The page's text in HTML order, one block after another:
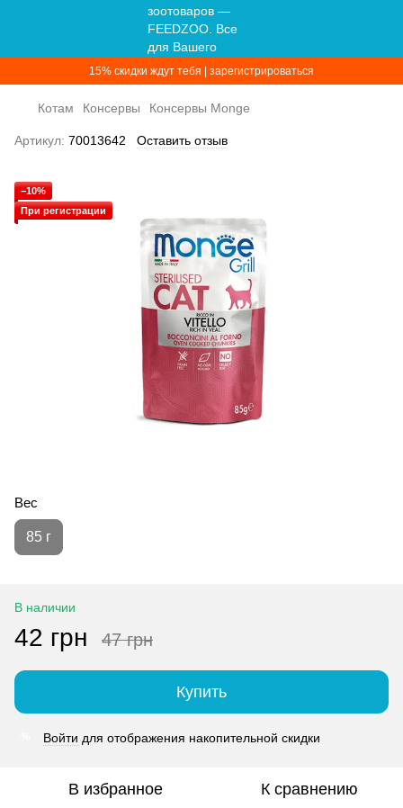
15% скидки ждут тебя | зарегистрироваться
Котам Консервы Консервы Monge
Артикул: 70013642 Оставить отзыв
−10%
При регистрации
Вес
85 г
В наличии
42 грн 47 грн
Купить
Войти для отображения накопительной скидки
В избранное К сравнению